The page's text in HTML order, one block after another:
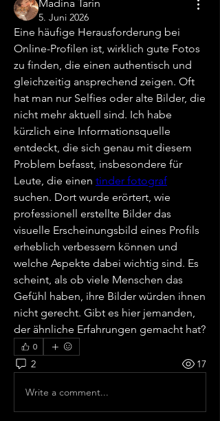
Madina Tarin
5. Juni 2026
Eine häufige Herausforderung bei
Online-Profilen ist, wirklich gute Fotos
zu finden, die einen authentisch und
gleichzeitig ansprechend zeigen. Oft
hat man nur Selfies oder alte Bilder, die
nicht mehr aktuell sind. Ich habe
kürzlich eine Informationsquelle
entdeckt, die sich genau mit diesem
Problem befasst, insbesondere für
Leute, die einen tinder fotograf
suchen. Dort wurde erörtert, wie
professionell erstellte Bilder das
visuelle Erscheinungsbild eines Profils
erheblich verbessern können und
welche Aspekte dabei wichtig sind. Es
scheint, als ob viele Menschen das
Gefühl haben, ihre Bilder würden ihnen
nicht gerecht. Gibt es hier jemanden,
der ähnliche Erfahrungen gemacht hat?
0
2 17
Write a comment...